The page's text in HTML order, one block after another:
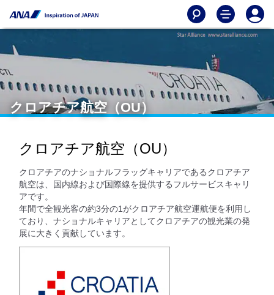
クロアチア航空（OU）
クロアチア航空（OU）
クロアチアのナショナルフラッグキャリアであるクロアチア
航空は、国内線および国際線を提供するフルサービスキャリ
アです。
年間で全観光客の約3分の1がクロアチア航空運航便を利用し
ており、ナショナルキャリアとしてクロアチアの観光業の発
展に大きく貢献しています。